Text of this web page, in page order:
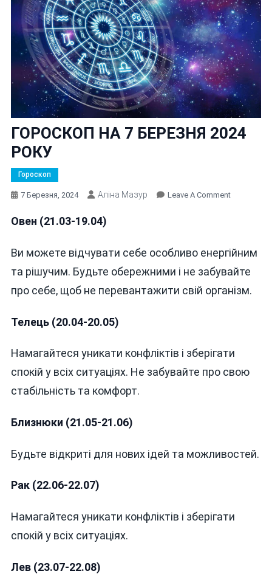
ГОРОСКОП НА 7 БЕРЕЗНЯ 2024
РОКУ
Гороскоп
7 Березня, 2024 Аліна Мазур Leave A CommentOn
БЕРЕЗНЯ
РОКУ
Овен (21.03-19.04)
Ви можете відчувати себе особливо енергійним
та рішучим. Будьте обережними і не забувайте
про себе, щоб не перевантажити свій організм.
Телець (20.04-20.05)
Намагайтеся уникати конфліктів і зберігати
спокій у всіх ситуаціях. Не забувайте про свою
стабільність та комфорт.
Близнюки (21.05-21.06)
Будьте відкриті для нових ідей та можливостей.
Рак (22.06-22.07)
Намагайтеся уникати конфліктів і зберігати
спокій у всіх ситуаціях.
Лев (23.07-22.08)